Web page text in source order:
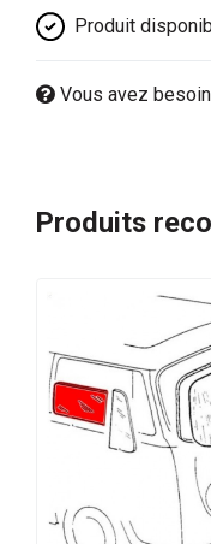
Produit
Vous avez
Produits